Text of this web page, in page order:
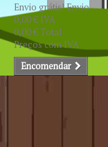
Envio grátis!Envio
0,00 € IVA
0,00 €Total
Preços com IVA
Encomendar